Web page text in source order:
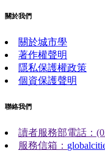
關於我們
關於城市學
著作權聲明
隱私保護權政策
個資保護聲明
聯絡我們
讀者服務部電話：
服務信箱：